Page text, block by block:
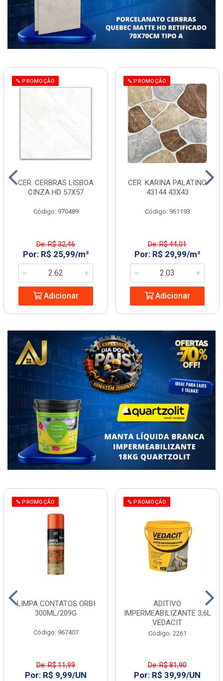
% PROMOÇÃO
CER. CERBRAS LISBOA
CINZA HD 57X57
Código: 970489
De: R$ 32,46
Por: R$ 25,99/m²
Adicionar
% PROMOÇÃO
CER. KARINA PALATINO
43144 43X43
Código: 961193
De: R$ 44,01
Por: R$ 29,99/m²
Adicionar
% PROMOÇÃO
LIMPA CONTATOS ORBI
300ML/209G
Código: 967407
De: R$ 11,99
Por: R$ 9,99/UN
% PROMOÇÃO
ADITIVO
IMPERMEABILIZANTE 3,6L
VEDACIT
Código: 2261
De: R$ 81,90
Por: R$ 39,99/UN